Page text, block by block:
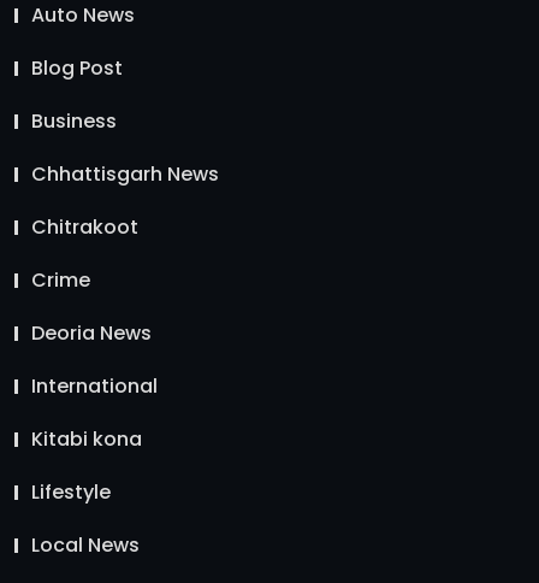
Auto News
Blog Post
Business
Chhattisgarh News
Chitrakoot
Crime
Deoria News
International
Kitabi kona
Lifestyle
Local News